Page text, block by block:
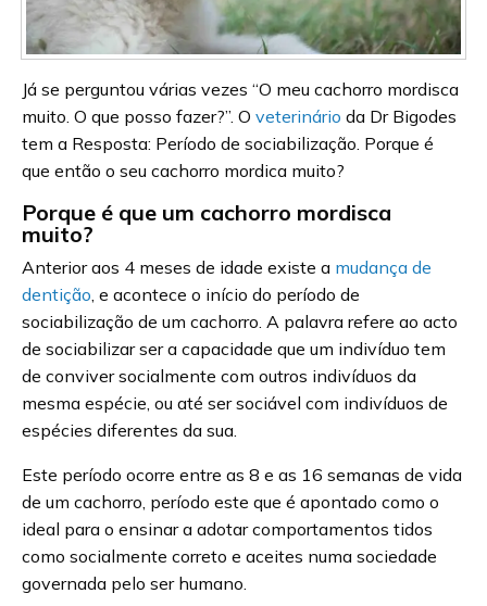
Já se perguntou várias vezes “O meu cachorro mordisca
muito. O que posso fazer?”. O veterinário da Dr Bigodes
tem a Resposta: Período de sociabilização. Porque é
que então o seu cachorro mordica muito?
Porque é que um cachorro mordisca
muito?
Anterior aos 4 meses de idade existe a mudança de
dentição, e acontece o início do período de
sociabilização de um cachorro. A palavra refere ao acto
de sociabilizar ser a capacidade que um indivíduo tem
de conviver socialmente com outros indivíduos da
mesma espécie, ou até ser sociável com indivíduos de
espécies diferentes da sua.
Este período ocorre entre as 8 e as 16 semanas de vida
de um cachorro, período este que é apontado como o
ideal para o ensinar a adotar comportamentos tidos
como socialmente correto e aceites numa sociedade
governada pelo ser humano.